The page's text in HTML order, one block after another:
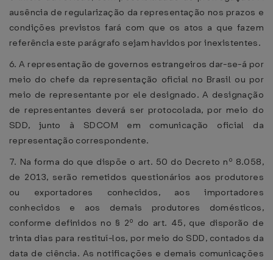
ausência de regularização da representação nos prazos e
condições previstos fará com que os atos a que fazem
referência este parágrafo sejam havidos por inexistentes.
6. A representação de governos estrangeiros dar-se-á por
meio do chefe da representação oficial no Brasil ou por
meio de representante por ele designado. A designação
de representantes deverá ser protocolada, por meio do
SDD, junto à SDCOM em comunicação oficial da
representação correspondente.
7. Na forma do que dispõe o art. 50 do Decreto nº 8.058,
de 2013, serão remetidos questionários aos produtores
ou exportadores conhecidos, aos importadores
conhecidos e aos demais produtores domésticos,
conforme definidos no § 2º do art. 45, que disporão de
trinta dias para restituí-los, por meio do SDD, contados da
data de ciência. As notificações e demais comunicações